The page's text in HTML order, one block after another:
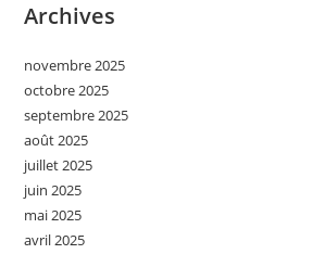
Archives
novembre 2025
octobre 2025
septembre 2025
août 2025
juillet 2025
juin 2025
mai 2025
avril 2025